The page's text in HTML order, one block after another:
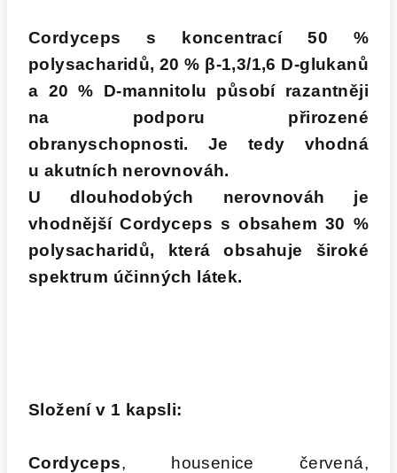
Cordyceps s koncentrací 50 %
polysacharidů, 20 % β-1,3/1,6 D-glukanů
a 20 % D-mannitolu působí razantněji
na podporu přirozené
obranyschopnosti. Je tedy vhodná
u akutních nerovnováh.
U dlouhodobých nerovnováh je
vhodnější Cordyceps s obsahem 30 %
polysacharidů, která obsahuje široké
spektrum účinných látek.
Složení v 1 kapsli:
Cordyceps, housenice červená,